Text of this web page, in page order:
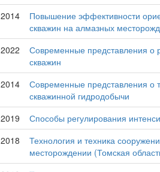
2014
Повышение эффективности
скважин на алмазных
2022
Современные представления о
скважин
2014
Современные представления о
скважинной гидродобычи
2019
Способы регулирования
2018
Технология и техника
месторождении (Томская